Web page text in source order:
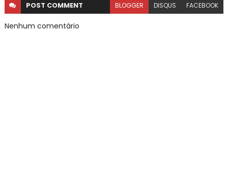
POST COMMENT BLOGGER DISQUS FACEBOOK
Nenhum comentário